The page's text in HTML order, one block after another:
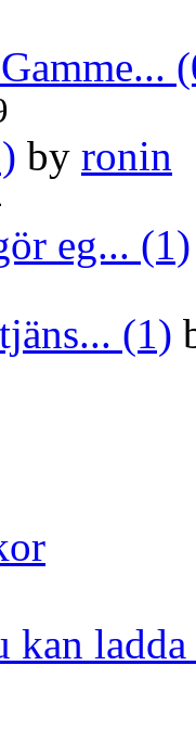
by ronin
eg... (1)
(1)
kan